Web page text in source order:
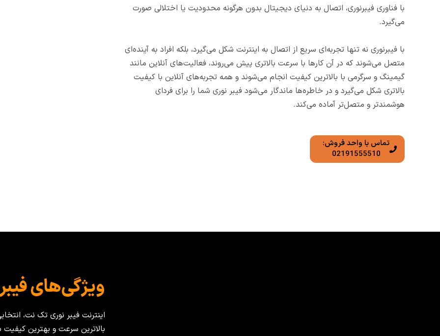
با فناوری فیبرنوری، اتصال به دنیای دیجیتال بدون هرگونه محدودیت یا اختلالی صورت
می‌گیرد.
با فیبرنوری نه تنها تجربه‌ای سریع از اتصال به اینترنت شکل می‌گیرد، بلکه افراد به آینده‌ای
متصل می‌شوند که در آن کارها با سرعت بالاتری پیش می‌روند، فعالیت‌های آنلاین مانند
گیمینگ و سرگرمی با بالاترین کیفیت انجام می‌شوند و همه تجربه‌های آنلاین با کیفیت
بالاتری شکل می‌گیرد و در خاطره‌ها ماندگار می‌شود فیبر نوری شما را برای فردای
هوشمندتر و متصل‌تر آماده می‌کند.
تماس با واحد فروش:
02191555510
ویژگی‌های
اینترنت فیبر نوری تک نت،
بالاترین سرعت و بهترین